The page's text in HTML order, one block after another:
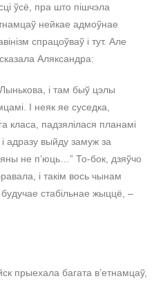
ўсё, пра што пішчэла
нейкае адмоўнае
спрацоўваў і тут. Але
Аляксандра:
і там быў цэлы
І неяк яе суседка,
класа, падзялілася планамі
адразу выйду замуж за
не п’юць…” То-бок, дзяўчо
і такім вось чынам
стабільнае жыццё, –
прыехала багата в’етнамцаў,